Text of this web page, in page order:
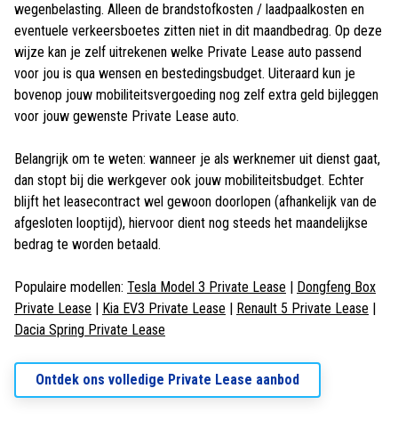
wegenbelasting. Alleen de brandstofkosten / laadpaalkosten en
eventuele verkeersboetes zitten niet in dit maandbedrag. Op deze
wijze kan je zelf uitrekenen welke Private Lease auto passend
voor jou is qua wensen en bestedingsbudget. Uiteraard kun je
bovenop jouw mobiliteitsvergoeding nog zelf extra geld bijleggen
voor jouw gewenste Private Lease auto.
Belangrijk om te weten: wanneer je als werknemer uit dienst gaat,
dan stopt bij die werkgever ook jouw mobiliteitsbudget. Echter
blijft het leasecontract wel gewoon doorlopen (afhankelijk van de
afgesloten looptijd), hiervoor dient nog steeds het maandelijkse
bedrag te worden betaald.
Populaire modellen: Tesla Model 3 Private Lease
Dongfeng Box
Private Lease
Kia EV3 Private Lease Renault 5 Private Lease
Dacia Spring Private Lease
Ontdek ons volledige Private Lease aanbod